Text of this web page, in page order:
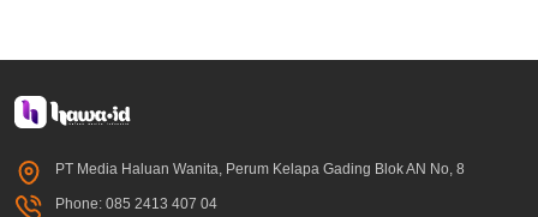
PT Media Haluan Wanita, Perum Kelapa Gading Blok AN No, 8
Phone: 085 2413 407 04